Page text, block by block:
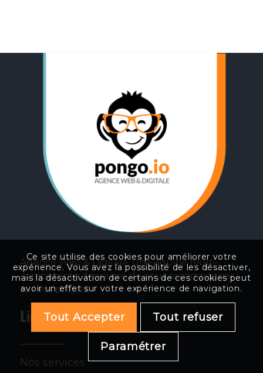
Agence Web & Digitale, une équipe multi-
compétente désireuse de vous accompagner
sur vos projets.
Liens
Nos services
Ce site utilise des cookies pour améliorer votre
expérience. Vous avez la possibilité de les désactiver,
mais la désactivation de certains de ces cookies peut
avoir un effet sur votre expérience de navigation.
Tout Accepter Tout refuser
Paramétrer